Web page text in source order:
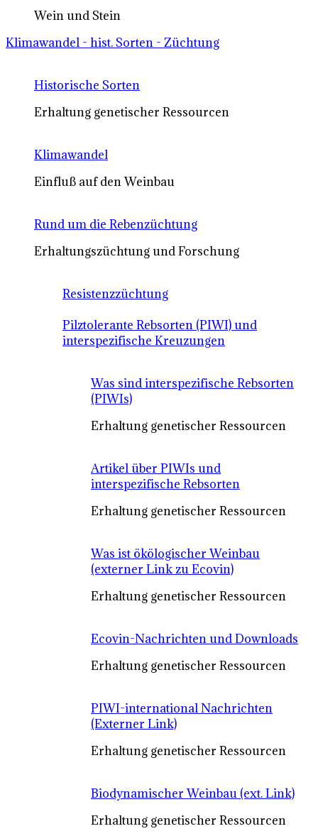
Wein und Stein
Klimawandel - hist. Sorten - Züchtung
Historische Sorten
Erhaltung genetischer Ressourcen
Klimawandel
Einfluß auf den Weinbau
Rund um die Rebenzüchtung
Erhaltungszüchtung und Forschung
Resistenzzüchtung
Pilztolerante Rebsorten (PIWI) und
interspezifische Kreuzungen
Was sind interspezifische Rebsorten
(PIWIs)
Erhaltung genetischer Ressourcen
Artikel über PIWIs und
interspezifische Rebsorten
Erhaltung genetischer Ressourcen
Was ist ökölogischer Weinbau
(externer Link zu Ecovin)
Erhaltung genetischer Ressourcen
Ecovin-Nachrichten und Downloads
Erhaltung genetischer Ressourcen
PIWI-international Nachrichten
(Externer Link)
Erhaltung genetischer Ressourcen
Biodynamischer Weinbau (ext. Link)
Erhaltung genetischer Ressourcen